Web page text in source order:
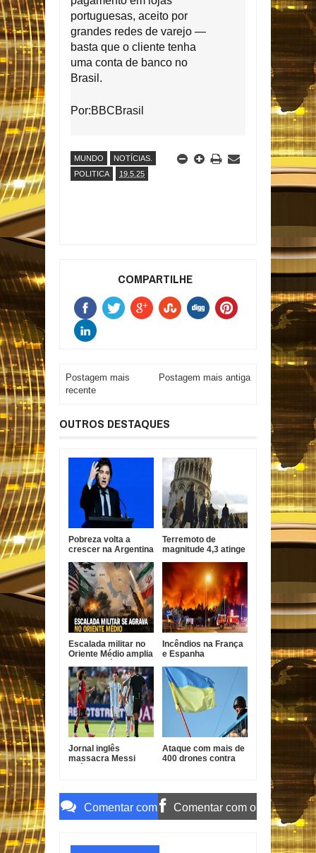
portuguesas, aceito por
grandes redes de varejo —
basta que o cliente tenha
uma conta de banco no
Brasil.
Por:BBCBrasil
MUNDO
NOTÍCIAS.
POLITICA
19.5.25
COMPARTILHE
Postagem mais
recente
Postagem mais antiga
OUTROS DESTAQUES
Pobreza volta a
crescer na Argentina
ajuste econômico
Terremoto de
magnitude 4,3 atinge
moradores na Itália
Escalada militar no
Oriente Médio amplia
entre EUA, Irã e
aliados
Incêndios na França
e Espanha
325 mil pessoas
Jornal inglês
massacra Messi
Ataque com mais de
400 drones contra
e Ucrânia
Comentar com Comentar com o